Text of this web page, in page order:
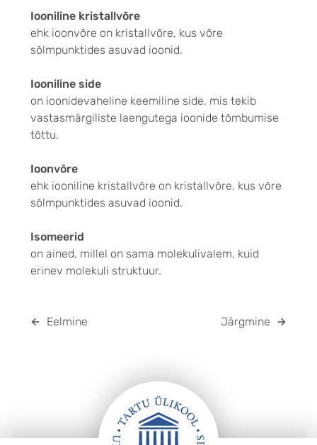
Iooniline kristallvõre
ehk ioonvõre on kristallvõre, kus võre
sõlmpunktides asuvad ioonid.
Iooniline side
on ioonidevaheline keemiline side, mis tekib
vastasmärgiliste laengutega ioonide tõmbumise
tõttu.
Ioonvõre
ehk iooniline kristallvõre on kristallvõre, kus võre
sõlmpunktides asuvad ioonid.
Isomeerid
on ained, millel on sama molekulivalem, kuid
erinev molekuli struktuur.
Eelmine Järgmine